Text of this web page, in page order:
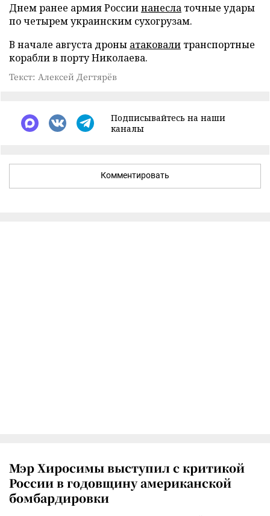
Днем ранее армия Россиинанесла точные удары
по четырем украинским сухогрузам.
В начале августа дроны атаковали транспортные
корабли в порту Николаева.
Текст: Алексей Дегтярёв
Подписывайтесь на наши
каналы
Комментировать
Мэр Хиросимы выступил с критикой
России в годовщину американской
бомбардировки